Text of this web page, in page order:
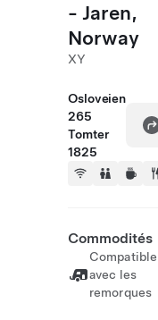
- Jaren,
Norway
XY
Osloveien
265
Tomter
1825
Commodités
Compatible
avec les
remorques